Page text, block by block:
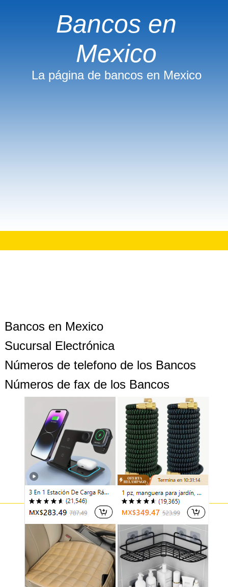
Bancos en
Mexico
La página de bancos en Mexico
Bancos en Mexico
Sucursal Electrónica
Números de telefono de los Bancos
Números de fax de los Bancos